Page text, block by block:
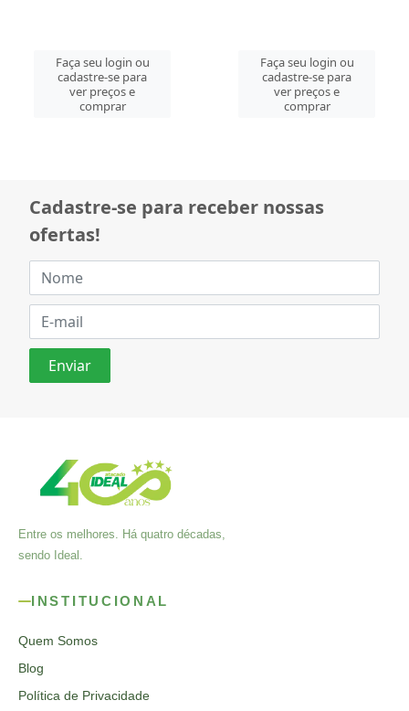
Faça seu login ou
cadastre-se para
ver preços e
comprar
Faça seu login ou
cadastre-se para
ver preços e
comprar
Cadastre-se para receber nossas
ofertas!
Entre os melhores. Há quatro décadas,
sendo Ideal.
INSTITUCIONAL
Quem Somos
Blog
Política de Privacidade